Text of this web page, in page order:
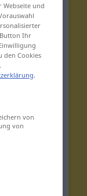
und
Ihr
den Cookies
.
von
von